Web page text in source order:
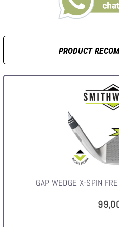
PRODUCT
GAP WEDGE X-SPIN